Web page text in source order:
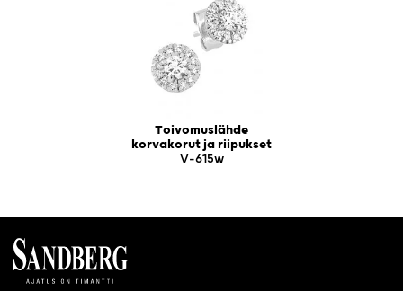
Toivomuslähde
korvakorut ja riipukset
V-615w